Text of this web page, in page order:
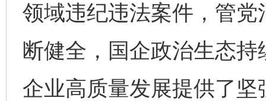
领域违纪违法案件，管
断健全，国企政治生态
企业高质量发展提供了